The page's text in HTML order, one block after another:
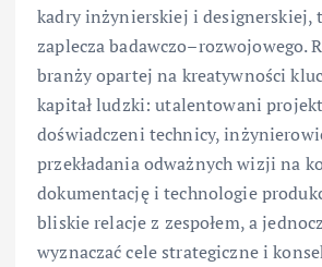
kadry inżynierskiej i designerskiej,
zaplecza badawczo–rozwojowego.
branży opartej na kreatywności
kapitał ludzki: utalentowani
doświadczeni technicy,
przekładania odważnych wizji na
dokumentację i technologie
bliskie relacje z zespołem, a
wyznaczać cele strategiczne i